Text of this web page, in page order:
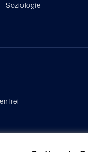
Soziologie